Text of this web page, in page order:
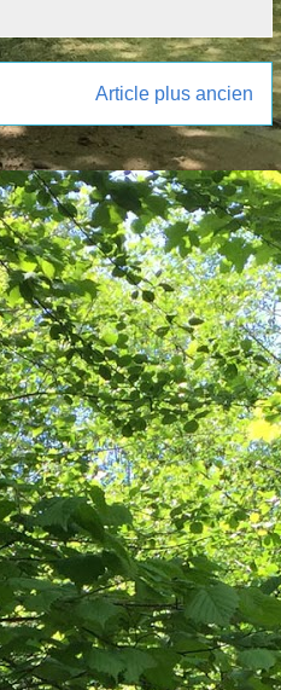
Article plus ancien